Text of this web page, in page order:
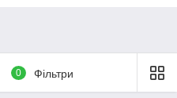
0 Фільтри